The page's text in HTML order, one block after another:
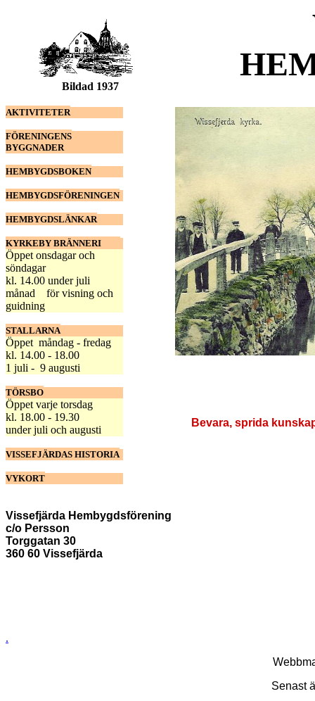
Bildad 1937
AKTIVITETER
FÖRENINGENS
BYGGNADER
HEMBYGDSBOKEN
HEMBYGDSFÖRENINGEN
HEMBYGDSLÄNKAR
KYRKEBY BRÄNNERI
Öppet onsdagar och
söndagar
kl. 14.00 under juli
månad för visning och
guidning
STALLARNA
Öppet måndag - fredag
kl. 14.00 - 18.00
1 juli - 9 augusti
TÖRSBO
Öppet varje torsdag
kl. 18.00 - 19.30
under juli och augusti
VISSEFJÄRDAS HISTORIA
VYKORT
Bevara, sprida
Vissefjärda Hembygdsförening
c/o Persson
Torggatan 30
360 60 Vissefjärda
.
Senast